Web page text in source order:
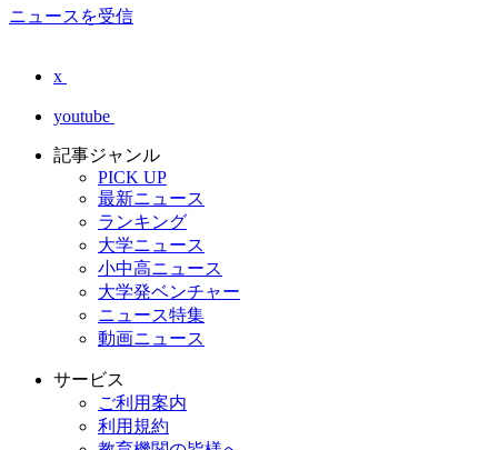
ニュースを受信
x
youtube
記事ジャンル
PICK UP
最新ニュース
ランキング
大学ニュース
小中高ニュース
大学発ベンチャー
ニュース特集
動画ニュース
サービス
ご利用案内
利用規約